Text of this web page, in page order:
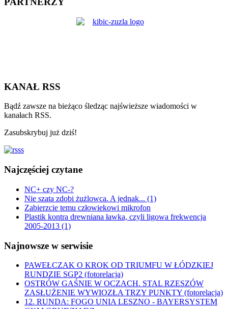
KANAŁ RSS
Bądź zawsze na bieżąco śledząc najświeższe wiadomości w
kanałach RSS.
Zasubskrybuj już dziś!
Najczęściej czytane
NC+ czy NC-?
Nie szata zdobi żużlowca. A jednak... (1)
Zabierzcie temu człowiekowi mikrofon
Plastik kontra drewniana ławka, czyli ligowa frekwencja
2005-2013 (1)
Najnowsze w serwisie
PAWEŁCZAK O KROK OD TRIUMFU W ŁÓDZKIEJ
RUNDZIE SGP2 (fotorelacja)
OSTRÓW GAŚNIE W OCZACH. STAL RZESZÓW
ZASŁUŻENIE WYWIOZŁA TRZY PUNKTY (fotorelacja)
12. RUNDA: FOGO UNIA LESZNO - BAYERSYSTEM